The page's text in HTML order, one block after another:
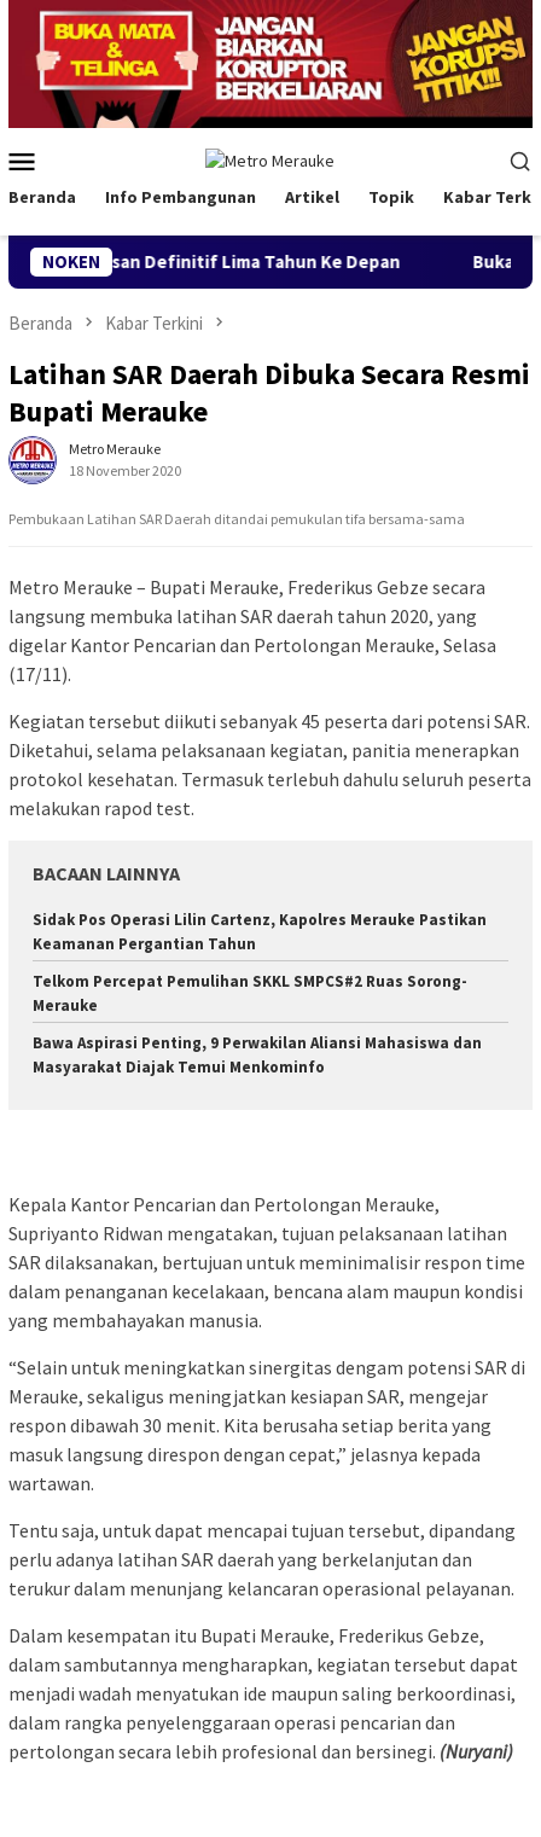
Loncat
konten
Mobile
Beranda Info Pembangunan Artikel Topik Kabar
NOKEN
Lima Tahun Ke Depan Buka Konferwil I PWNU
Beranda Kabar Terkini
Latihan SAR Daerah Dibuka Secara Resmi
Bupati Merauke
Metro Merauke
18 November 2020
Pembukaan Latihan SAR Daerah ditandai pemukulan tifa bersama-sama
Metro Merauke – Bupati Merauke, Frederikus Gebze secara
langsung membuka latihan SAR daerah tahun 2020, yang
digelar Kantor Pencarian dan Pertolongan Merauke, Selasa
(17/11).
Kegiatan tersebut diikuti sebanyak 45 peserta dari potensi SAR.
Diketahui, selama pelaksanaan kegiatan, panitia menerapkan
protokol kesehatan. Termasuk terlebuh dahulu seluruh peserta
melakukan rapod test.
BACAAN LAINNYA
Sidak Pos Operasi Lilin Cartenz, Kapolres Merauke Pastikan
Keamanan Pergantian Tahun
Telkom Percepat Pemulihan SKKL SMPCS#2 Ruas Sorong-
Merauke
Bawa Aspirasi Penting, 9 Perwakilan Aliansi Mahasiswa dan
Masyarakat Diajak Temui Menkominfo
Kepala Kantor Pencarian dan Pertolongan Merauke,
Supriyanto Ridwan mengatakan, tujuan pelaksanaan latihan
SAR dilaksanakan, bertujuan untuk meminimalisir respon time
dalam penanganan kecelakaan, bencana alam maupun kondisi
yang membahayakan manusia.
“Selain untuk meningkatkan sinergitas dengam potensi SAR di
Merauke, sekaligus meningjatkan kesiapan SAR, mengejar
respon dibawah 30 menit. Kita berusaha setiap berita yang
masuk langsung direspon dengan cepat,” jelasnya kepada
wartawan.
Tentu saja, untuk dapat mencapai tujuan tersebut, dipandang
perlu adanya latihan SAR daerah yang berkelanjutan dan
terukur dalam menunjang kelancaran operasional pelayanan.
Dalam kesempatan itu Bupati Merauke, Frederikus Gebze,
dalam sambutannya mengharapkan, kegiatan tersebut dapat
menjadi wadah menyatukan ide maupun saling berkoordinasi,
dalam rangka penyelenggaraan operasi pencarian dan
pertolongan secara lebih profesional dan bersinegi. (Nuryani)